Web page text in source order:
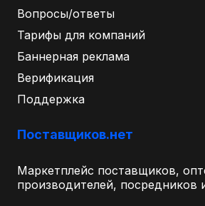
Вопросы/ответы
Тарифы для компаний
Баннерная реклама
Верификация
Поддержка
Поставщиков.нет
Маркетплейс поставщиков,
производителей, посредников